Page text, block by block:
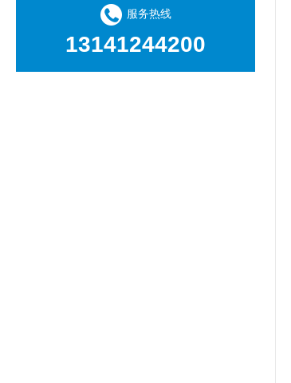
服务热线
13141244200